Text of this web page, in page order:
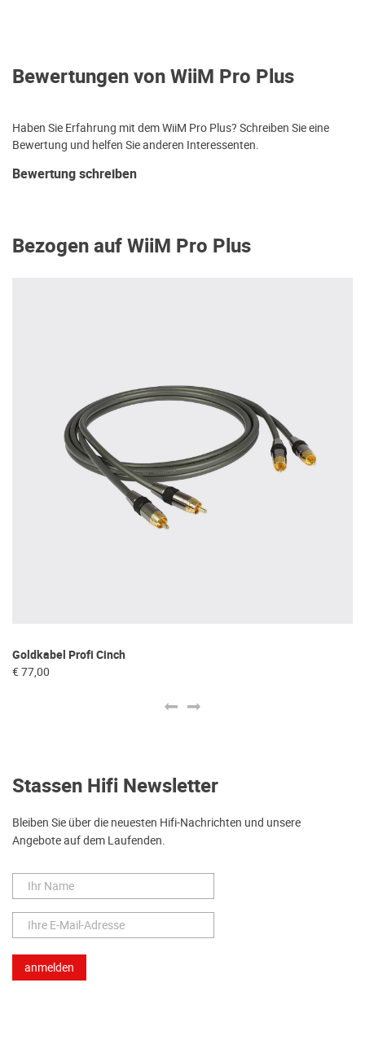
Bewertungen von WiiM Pro Plus
Haben Sie Erfahrung mit dem WiiM Pro Plus? Schreiben Sie eine
Bewertung und helfen Sie anderen Interessenten.
Bewertung schreiben
Bezogen auf WiiM Pro Plus
Goldkabel Profi Cinch
€ 77,00
Stassen Hifi Newsletter
Bleiben Sie über die neuesten Hifi-Nachrichten und unsere
Angebote auf dem Laufenden.